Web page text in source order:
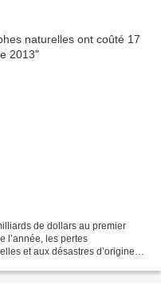
de dollars au premier
l’année, les pertes
et aux désastres d’origine